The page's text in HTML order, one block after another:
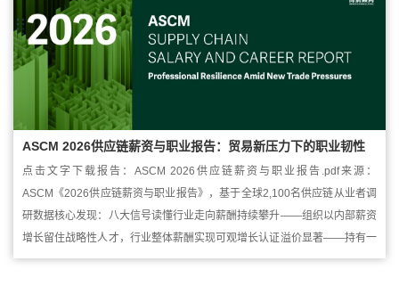
ASCM 2026供应链薪资与职业报告：贸易新压力下的职业韧性
点击文字下载报告：ASCM 2026供应链薪资与职业报告.pdf来源：
ASCM《2026供应链薪资与职业报告》，基于全球2,100名供应链从业者调
研数据核心发现：八大信号读懂行业走向薪酬持续攀升——组织以内部薪资
增长留住战略性人才，行业整体薪酬实现可观增长认证溢价显著——持有一
项专业认证，从业者薪资中位数即可突破10万美元；持有三项及以上认证，